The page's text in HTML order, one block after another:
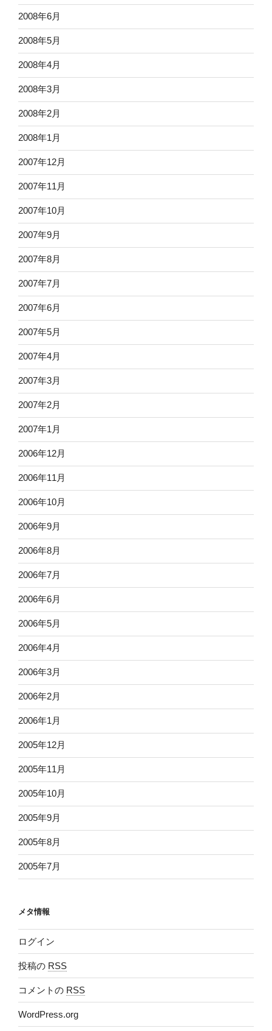
2008年6月
2008年5月
2008年4月
2008年3月
2008年2月
2008年1月
2007年12月
2007年11月
2007年10月
2007年9月
2007年8月
2007年7月
2007年6月
2007年5月
2007年4月
2007年3月
2007年2月
2007年1月
2006年12月
2006年11月
2006年10月
2006年9月
2006年8月
2006年7月
2006年6月
2006年5月
2006年4月
2006年3月
2006年2月
2006年1月
2005年12月
2005年11月
2005年10月
2005年9月
2005年8月
2005年7月
メタ情報
ログイン
投稿の RSS
コメントの RSS
WordPress.org